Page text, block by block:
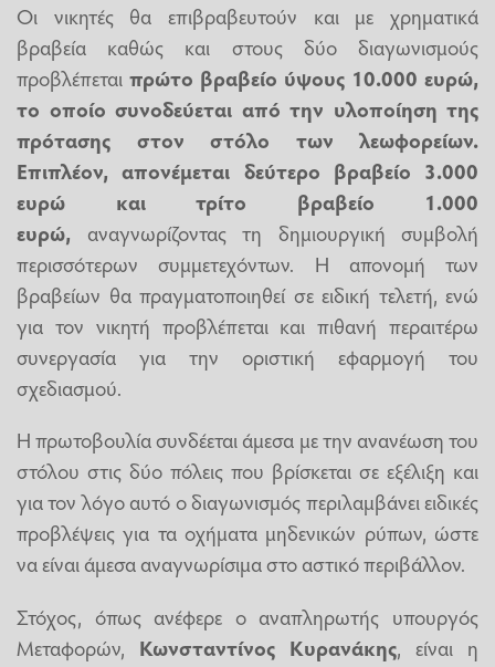
Οι νικητές θα επιβραβευτούν και με χρηματικά
βραβεία καθώς και στους δύο διαγωνισμούς
προβλέπεται πρώτο βραβείο ύψους 10.000 ευρώ,
το οποίο συνοδεύεται από την υλοποίηση της
πρότασης στον στόλο των λεωφορείων.
Επιπλέον, απονέμεται δεύτερο βραβείο 3.000
ευρώ και τρίτο βραβείο 1.000
ευρώ, αναγνωρίζοντας τη δημιουργική συμβολή
περισσότερων συμμετεχόντων. Η απονομή των
βραβείων θα πραγματοποιηθεί σε ειδική τελετή, ενώ
για τον νικητή προβλέπεται και πιθανή περαιτέρω
συνεργασία για την οριστική εφαρμογή του
σχεδιασμού.
Η πρωτοβουλία συνδέεται άμεσα με την ανανέωση του
στόλου στις δύο πόλεις που βρίσκεται σε εξέλιξη και
για τον λόγο αυτό ο διαγωνισμός περιλαμβάνει ειδικές
προβλέψεις για τα οχήματα μηδενικών ρύπων, ώστε
να είναι άμεσα αναγνωρίσιμα στο αστικό περιβάλλον.
Στόχος, όπως ανέφερε ο αναπληρωτής υπουργός
Μεταφορών, Κωνσταντίνος Κυρανάκης, είναι η